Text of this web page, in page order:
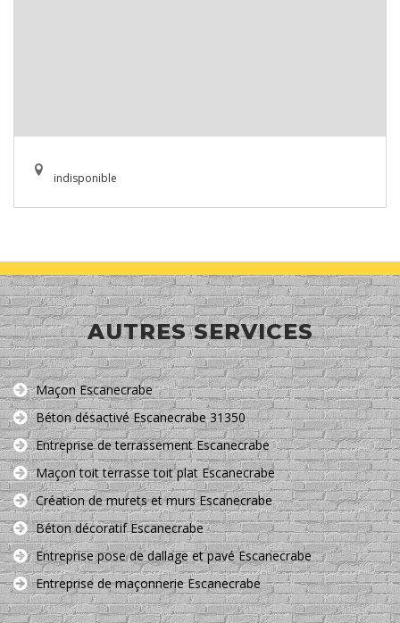
indisponible
AUTRES SERVICES
Maçon Escanecrabe
Béton désactivé Escanecrabe 31350
Entreprise de terrassement Escanecrabe
Maçon toit terrasse toit plat Escanecrabe
Création de murets et murs Escanecrabe
Béton décoratif Escanecrabe
Entreprise pose de dallage et pavé Escanecrabe
Entreprise de maçonnerie Escanecrabe